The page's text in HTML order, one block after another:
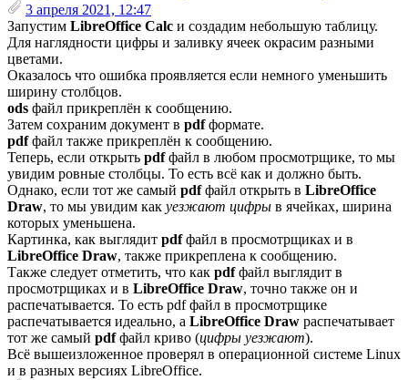
3 апреля 2021, 12:47
Запустим LibreOffice Calc и создадим небольшую таблицу.
Для наглядности цифры и заливку ячеек окрасим разными
цветами.
Оказалось что ошибка проявляется если немного уменьшить
ширину столбцов.
ods файл прикреплён к сообщению.
Затем сохраним документ в pdfформате.
pdfфайл также прикреплён к сообщению.
Теперь, если открыть pdfфайл в любом просмотрщике, то мы
увидим ровные столбцы. То есть всё как и должно быть.
Однако, если тот же самый pdfфайл открыть в LibreOffice
Draw, то мы увидим как уезжают цифры в ячейках, ширина
которых уменьшена.
Картинка, как выглядит pdfфайл в просмотрщиках и в
LibreOffice Draw, также прикреплена к сообщению.
Также следует отметить, что как pdfфайл выглядит в
просмотрщиках и в LibreOffice Draw, точно также он и
распечатывается. То есть pdf файл в просмотрщике
распечатывается идеально, а LibreOffice Draw распечатывает
тот же самый pdfфайл криво (цифры уезжают).
Всё вышеизложенное проверял в операционной системе Linux
и в разных версиях LibreOffice.